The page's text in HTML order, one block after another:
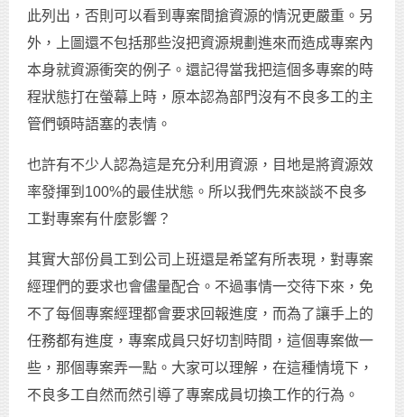
此列出，否則可以看到專案間搶資源的情況更嚴重。另
外，上圖還不包括那些沒把資源規劃進來而造成專案內
本身就資源衝突的例子。還記得當我把這個多專案的時
程狀態打在螢幕上時，原本認為部門沒有不良多工的主
管們頓時語塞的表情。
也許有不少人認為這是充分利用資源，目地是將資源效
率發揮到100%的最佳狀態。所以我們先來談談不良多
工對專案有什麼影響？
其實大部份員工到公司上班還是希望有所表現，對專案
經理們的要求也會儘量配合。不過事情一交待下來，免
不了每個專案經理都會要求回報進度，而為了讓手上的
任務都有進度，專案成員只好切割時間，這個專案做一
些，那個專案弄一點。大家可以理解，在這種情境下，
不良多工自然而然引導了專案成員切換工作的行為。